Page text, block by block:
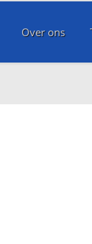
Over ons